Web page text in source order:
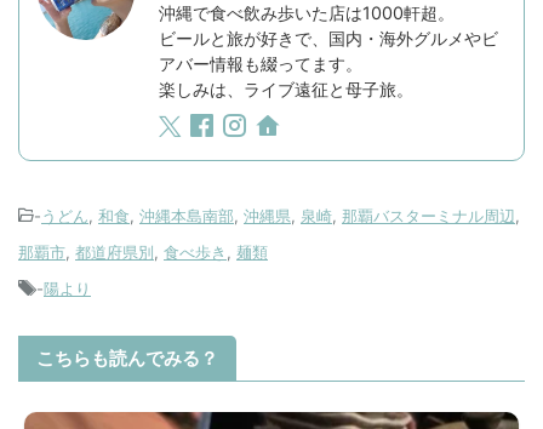
沖縄で食べ飲み歩いた店は1000軒超。
ビールと旅が好きで、国内・海外グルメやビ
アバー情報も綴ってます。
楽しみは、ライブ遠征と母子旅。
-うどん, 和食, 沖縄本島南部, 沖縄県, 泉崎, 那覇バスターミナル周辺,
那覇市, 都道府県別, 食べ歩き , 麺類
-陽より
こちらも読んでみる？